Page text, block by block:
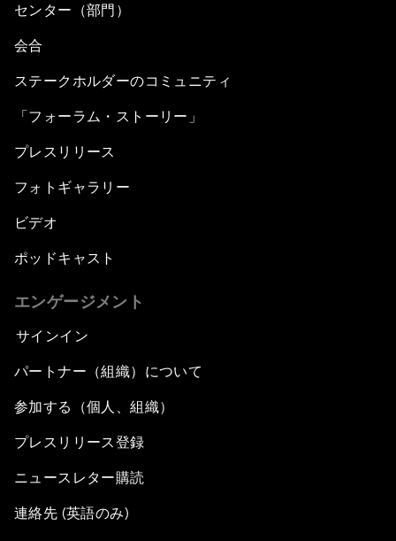
センター（部門）
会合
ステークホルダーのコミュニティ
「フォーラム・ストーリー」
プレスリリース
フォトギャラリー
ビデオ
ポッドキャスト
エンゲージメント
サインイン
パートナー（組織）について
参加する（個人、組織）
プレスリリース登録
ニュースレター購読
連絡先 (英語のみ)